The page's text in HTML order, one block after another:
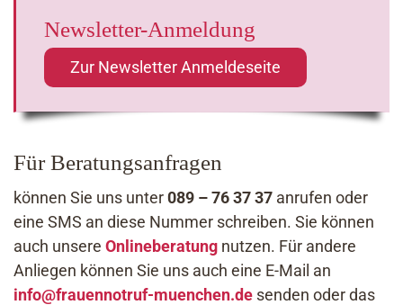
Newsletter-Anmeldung
Zur Newsletter Anmeldeseite
Für Beratungsanfragen
können Sie uns unter089 – 76 37 37anrufen oder
eine SMS an diese Nummer schreiben. Sie können
auch unsere Onlineberatungnutzen. Für andere
Anliegen können Sie uns auch eine E-Mail an
info@frauennotruf-muenchen.desenden oder das